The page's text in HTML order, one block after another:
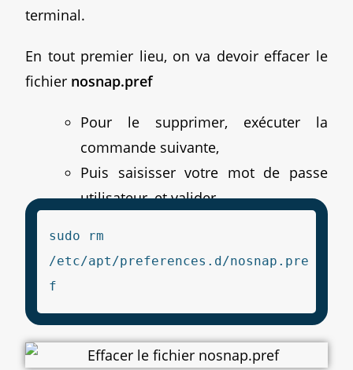
terminal.
En tout premier lieu, on va devoir effacer le
fichier nosnap.pref
Pour le supprimer, exécuter la
commande suivante,
Puis saisisser votre mot de passe
utilisateur, et valider,
sudo rm
/etc/apt/preferences.d/nosnap.pre
f